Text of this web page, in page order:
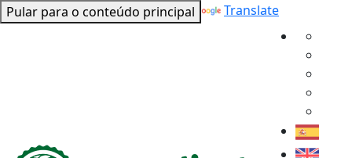
Powered by Translate
Pular para o conteúdo principal